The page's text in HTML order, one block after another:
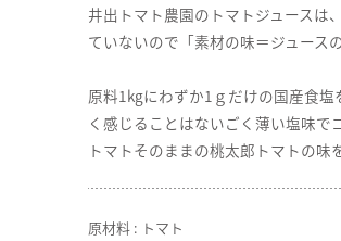
井出トマト農園のトマトジュースは
ていないので「素材の味＝ジュースの
原料1kgにわずか1ｇだけの国産食塩
く感じることはないごく薄い塩味で
トマトそのままの桃太郎トマトの味
原材料 : トマト